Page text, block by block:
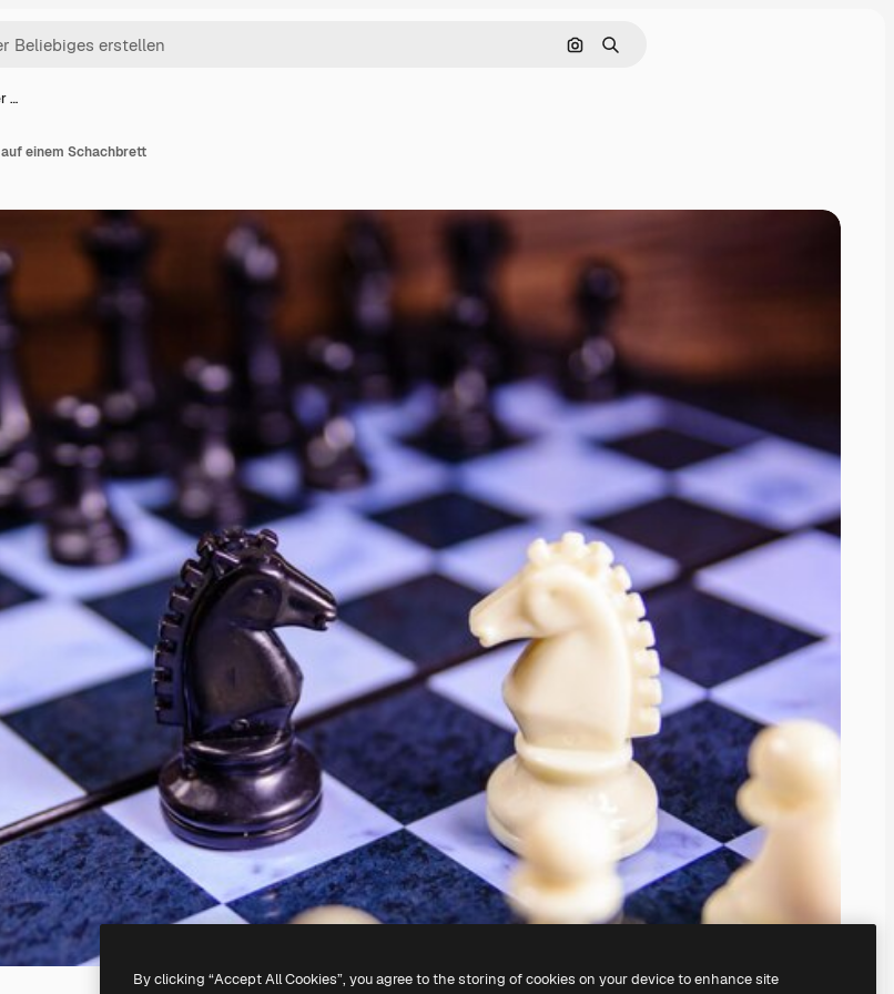
Nach Bild suchen
Suchen
…
einem Schachbrett
By clicking “Accept All Cookies”, you agree to the storing of cookies on your device to enhance site